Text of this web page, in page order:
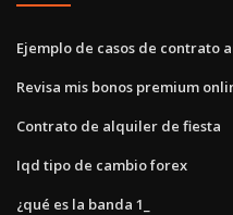
Ejemplo de casos de contrato
Revisa mis bonos premium
Contrato de alquiler de fiesta
Iqd tipo de cambio forex
¿qué es la banda 1_